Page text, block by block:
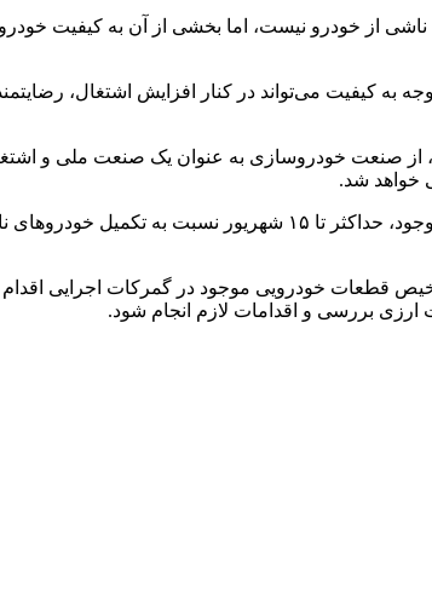
از خودرو نیست، اما بخشی از آن به کیفیت
کیفیت می‌تواند در کنار افزایش اشتغال،
از صنعت خودروسازی به عنوان یک صنعت ملی و
خواهد شد.
دادستان تهران یادآور شد: شرکت سایپا مکلف است جهت جلوگیری از رسوب خودروهای ناقص در
قطعات خودرویی موجود در گمرکات اجرایی اقدام
بررسی و اقدامات لازم انجام شود.